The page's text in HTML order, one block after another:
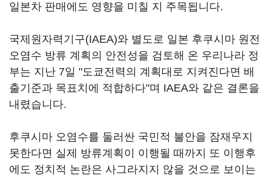
일본차 판매에도 영향을 미칠 지 주목됩니다.
국제원자력기구(IAEA)와 별도로 일본 후쿠시마 원전
오염수 방류 계획의 안전성을 검토해 온 우리나라 정
부는 지난 7일 "도쿄전력의 계획대로 지켜진다면 배
출기준과 목표치에 적합하다"며 IAEA와 같은 결론을
내렸습니다.
후쿠시마 오염수를 둘러싼 국민적 불안을 잠재우지
못한다면 실제 방류계획이 이행될 때까지 또 이행후
에도 정치적 논란은 사그라지지 않을 것으로 보이는